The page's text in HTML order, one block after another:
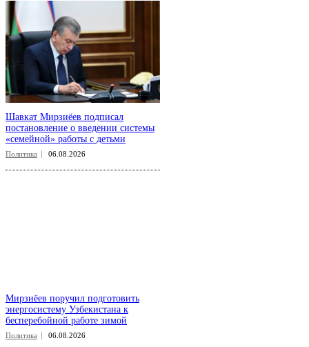
Шавкат Мирзиёев подписал
постановление о введении системы
«семейной» работы с детьми
Политика 06.08.2026
Мирзиёев поручил подготовить
энергосистему Узбекистана к
бесперебойной работе зимой
Политика 06.08.2026